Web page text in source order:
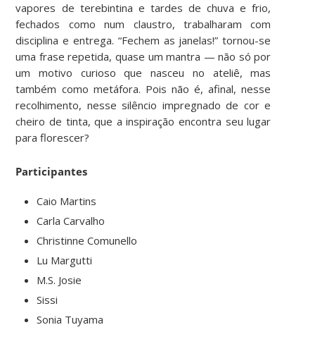
vapores de terebintina e tardes de chuva e frio,
fechados como num claustro, trabalharam com
disciplina e entrega. “Fechem as janelas!” tornou-se
uma frase repetida, quase um mantra — não só por
um motivo curioso que nasceu no ateliê, mas
também como metáfora. Pois não é, afinal, nesse
recolhimento, nesse silêncio impregnado de cor e
cheiro de tinta, que a inspiração encontra seu lugar
para florescer?
Participantes
Caio Martins
Carla Carvalho
Christinne Comunello
Lu Margutti
M.S. Josie
Sissi
Sonia Tuyama